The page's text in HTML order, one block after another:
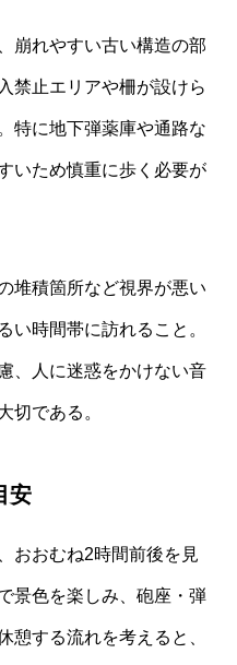
崩れやすい古い構造の部
禁止エリアや柵が設けら
特に地下弾薬庫や通路な
いため慎重に歩く必要が
堆積箇所など視界が悪い
い時間帯に訪れること。
、人に迷惑をかけない音
切である。
安
おおむね2時間前後を見
景色を楽しみ、砲座・弾
憩する流れを考えると、